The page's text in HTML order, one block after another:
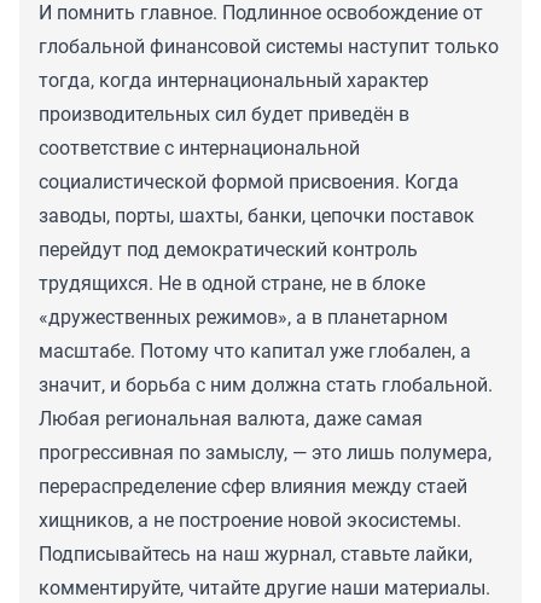
И помнить главное. Подлинное освобождение от
глобальной финансовой системы наступит только
тогда, когда интернациональный характер
производительных сил будет приведён в
соответствие с интернациональной
социалистической формой присвоения. Когда
заводы, порты, шахты, банки, цепочки поставок
перейдут под демократический контроль
трудящихся. Не в одной стране, не в блоке
«дружественных режимов», а в планетарном
масштабе. Потому что капитал уже глобален, а
значит, и борьба с ним должна стать глобальной.
Любая региональная валюта, даже самая
прогрессивная по замыслу, — это лишь полумера,
перераспределение сфер влияния между стаей
хищников, а не построение новой экосистемы.
Подписывайтесь на наш журнал, ставьте лайки,
комментируйте, читайте другие наши материалы.